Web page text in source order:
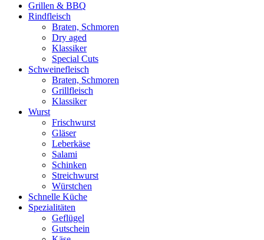
Grillen & BBQ
Rindfleisch
Braten, Schmoren
Dry aged
Klassiker
Special Cuts
Schweinefleisch
Braten, Schmoren
Grillfleisch
Klassiker
Wurst
Frischwurst
Gläser
Leberkäse
Salami
Schinken
Streichwurst
Würstchen
Schnelle Küche
Spezialitäten
Geflügel
Gutschein